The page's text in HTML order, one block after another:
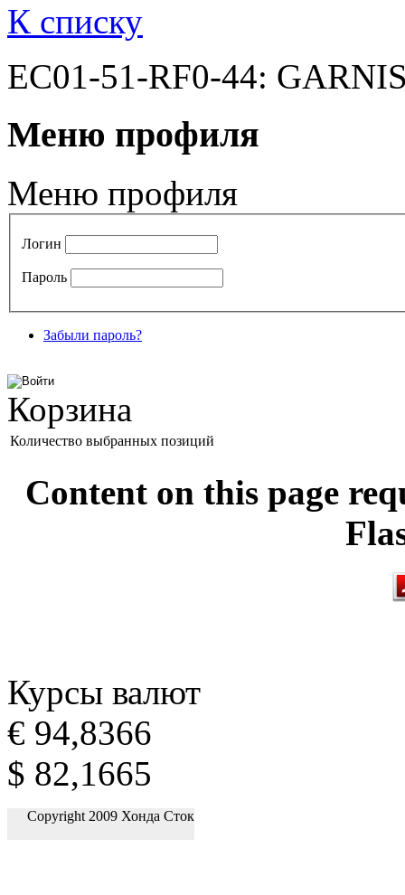
К списку
EC01-51-RF0-44:
Меню профиля
Меню профиля
Логин
Пароль
Забыли пароль?
Корзина
Количество выбранных позиций
Content on this page
Курсы валют
€ 94,8366
$ 82,1665
Copyright 2009 Хонда Сток